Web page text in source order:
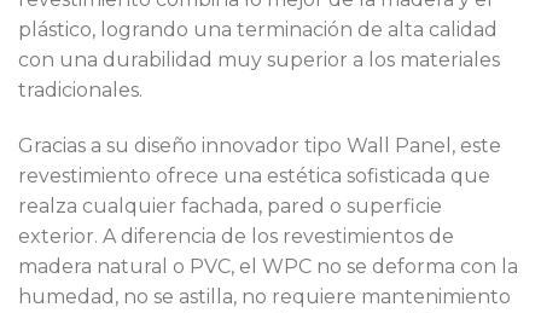
plástico, logrando una terminación de alta calidad
con una durabilidad muy superior a los materiales
tradicionales.
Gracias a su diseño innovador tipo Wall Panel, este
revestimiento ofrece una estética sofisticada que
realza cualquier fachada, pared o superficie
exterior. A diferencia de los revestimientos de
madera natural o PVC, el WPC no se deforma con la
humedad, no se astilla, no requiere mantenimiento